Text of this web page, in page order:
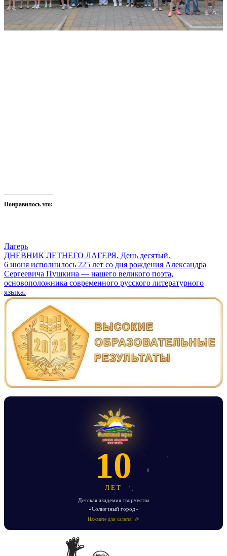
Понравилось это:
Лагерь
Навигация
по
записям
ДНЕВНИК ЛЕТНЕГО ЛАГЕРЯ. День десятый.
6 июня исполнилось 225 лет со дня рождения Александра
Сергеевича Пушкина — нашего великого поэта,
основоположника современного русского литературного
языка.
10
ЛЕТ
Детская академия творчества
«Солнечный город»
Нажмите для салюта! 🎉